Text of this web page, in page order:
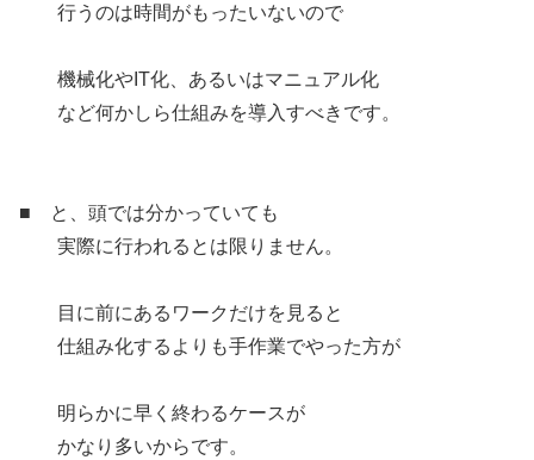
行うのは時間がもったいないので
機械化やIT化、あるいはマニュアル化
など何かしら仕組みを導入すべきです。
■ と、頭では分かっていても
実際に行われるとは限りません。
目に前にあるワークだけを見ると
仕組み化するよりも手作業でやった方が
明らかに早く終わるケースが
かなり多いからです。